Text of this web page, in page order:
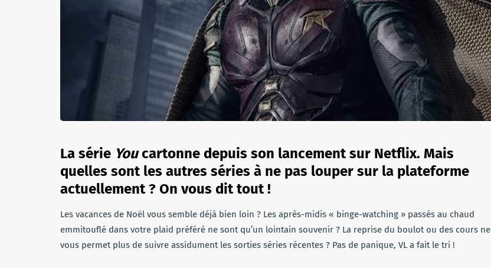
La série Youcartonne depuis son lancement sur Netflix. Mais
quelles sont les autres séries à ne pas louper sur la plateforme
actuellement ? On vous dit tout !
Les vacances de Noël vous semble déjà bien loin ? Les après-midis « binge-watching » passés au chaud
emmitouflé dans votre plaid préféré ne sont qu’un lointain souvenir ? La reprise du boulot ou des cours ne
vous permet plus de suivre assidument les sorties séries récentes ? Pas de panique, VL a fait le tri !